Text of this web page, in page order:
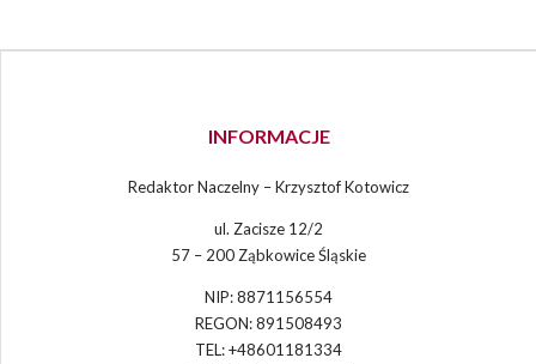
INFORMACJE
Redaktor Naczelny – Krzysztof Kotowicz
ul. Zacisze 12/2
57 – 200 Ząbkowice Śląskie
NIP: 8871156554
REGON: 891508493
TEL: +48601181334